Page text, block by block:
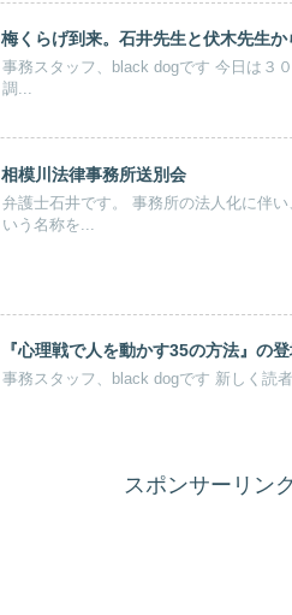
梅くらげ到来。石井先生と伏木先生か
事務スタッフ、black dogです 今日は３０度近くなる、真夏日となるそうです みなさま、体
調...
相模川法律事務所送別会
弁護士石井です。 事務所の法人化に伴い、サイト上から、ひたすら「相模川法律事務所」と
いう名称を...
『心理戦で人を動かす35の方法』の
スポンサーリンク